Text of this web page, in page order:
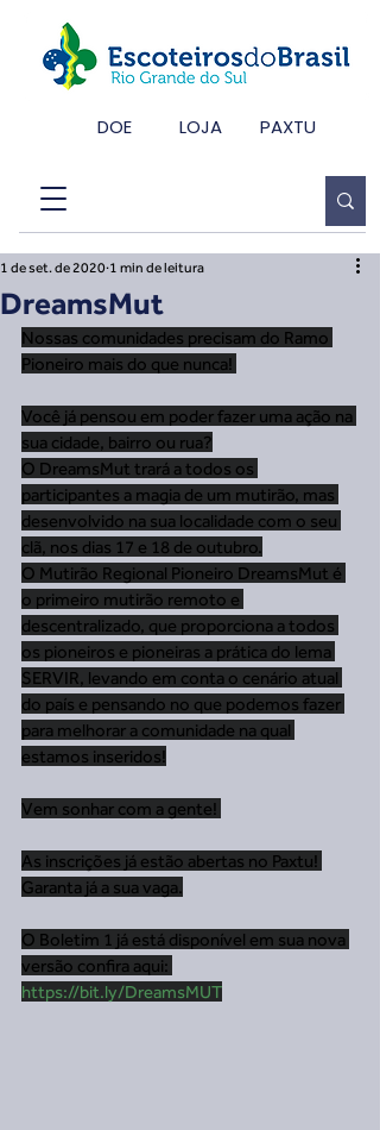
DOE LOJA PAXTU
DreamsMut
1 de set. de 2020 1 min de leitura
Nossas comunidades precisam do Ramo
Pioneiro mais do que nunca!
Você já pensou em poder fazer uma ação na
sua cidade, bairro ou rua?
O DreamsMut trará a todos os
participantes a magia de um mutirão, mas
desenvolvido na sua localidade com o seu
clã, nos dias 17 e 18 de outubro.
O Mutirão Regional Pioneiro DreamsMut é
o primeiro mutirão remoto e
descentralizado, que proporciona a todos
os pioneiros e pioneiras a prática do lema
SERVIR, levando em conta o cenário atual
do país e pensando no que podemos fazer
para melhorar a comunidade na qual
estamos inseridos!
Vem sonhar com a gente!
As inscrições já estão abertas no Paxtu!
Garanta já a sua vaga.
O Boletim 1 já está disponível em sua nova
versão confira aqui:
https://bit.ly/DreamsMUT